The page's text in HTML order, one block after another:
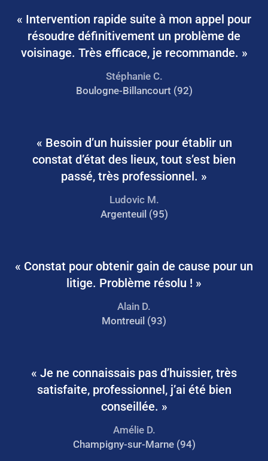
t
é
5
« Intervention rapide suite à mon appel pour
résoudre définitivement un problème de
voisinage. Très efficace, je recommande. »
Stéphanie C.
Boulogne-Billancourt (92)
« Besoin d’un huissier pour établir un
constat d’état des lieux, tout s’est bien
passé, très professionnel. »
Ludovic M.
Argenteuil (95)
« Constat pour obtenir gain de cause pour un
litige. Problème résolu ! »
Alain D.
Montreuil (93)
« Je ne connaissais pas d’huissier, très
satisfaite, professionnel, j’ai été bien
conseillée. »
Amélie D.
Champigny-sur-Marne (94)